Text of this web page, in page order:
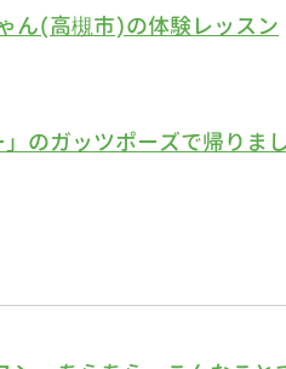
ん(高槻市)の体験レッスン
」のガッツポーズで帰りま